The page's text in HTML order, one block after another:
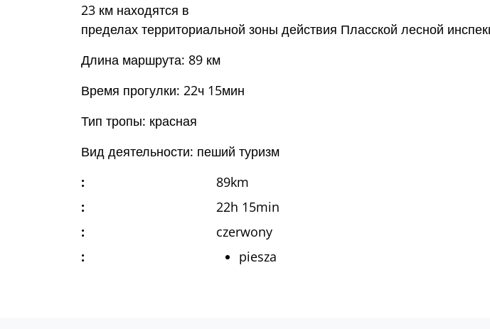
23 км находятся в
пределах территориальной зоны действия Пласской лесной
Длина маршрута: 89 км
Время прогулки: 22ч 15мин
Тип тропы: красная
Вид деятельности: пеший туризм
:
89km
:
22h 15min
:
czerwony
:
piesza